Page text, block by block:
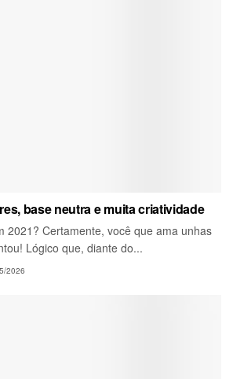
base neutra e muita criatividade
2021? Certamente, você que ama unhas
Lógico que, diante do...
2026